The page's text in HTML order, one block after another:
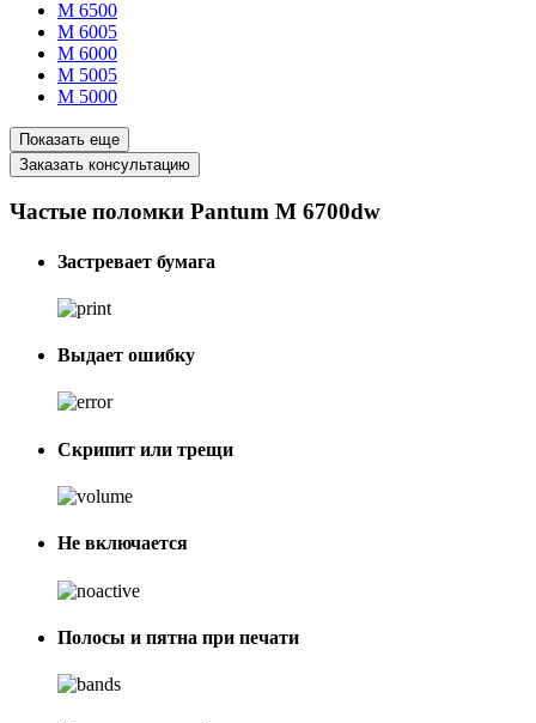
M 6500
M 6005
M 6000
M 5005
M 5000
Показать еще
Заказать консультацию
Частые поломки Pantum M 6700dw
Застревает бумага
Выдает ошибку
Скрипит или трещи
Не включается
Полосы и пятна при печати